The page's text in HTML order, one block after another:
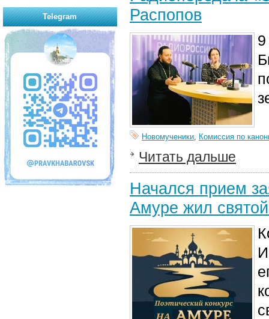
Распопов
Новомученики, Комиссия по
Читать дальше
Начался прием
Амуре жил
Telegram